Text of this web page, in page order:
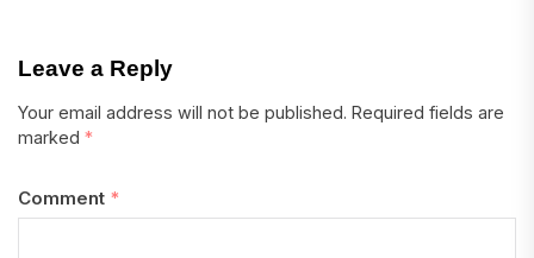
Leave a Reply
Your email address will not be published. Required fields are
marked *
Comment *